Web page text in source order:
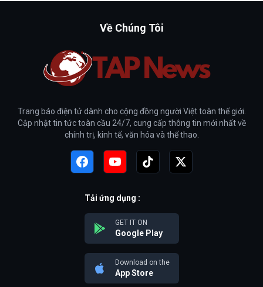
Về Chúng Tôi
Trang báo điện tử dành cho cộng đồng người Việt toàn thế giới.
Cập nhật tin tức toàn cầu 24/7, cung cấp thông tin mới nhất về
chính trị, kinh tế, văn hóa và thể thao.
Tải ứng dụng :
GET IT ON
Google Play
Download on the
App Store